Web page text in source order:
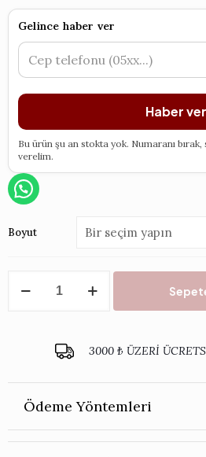
Gelince haber ver
Haber ver
Bu ürün şu an stokta yok. Numaranı
verelim.
Boyut
Yan
3000 ₺ ÜZERİ
Ödeme Yöntemleri